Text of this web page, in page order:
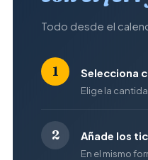
Todo desde el
1 Selecciona
Elige la
2 Añade los
En el mismo